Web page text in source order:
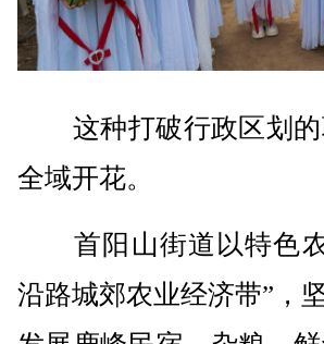
这种打破行政区划的
全域开花。
首阳山街道以特色农
沿路城郊农业经济带”，